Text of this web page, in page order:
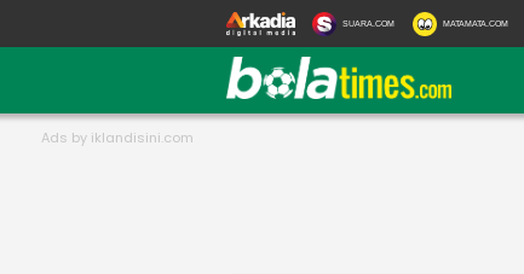
SUARA.COM MATAMATA.COM